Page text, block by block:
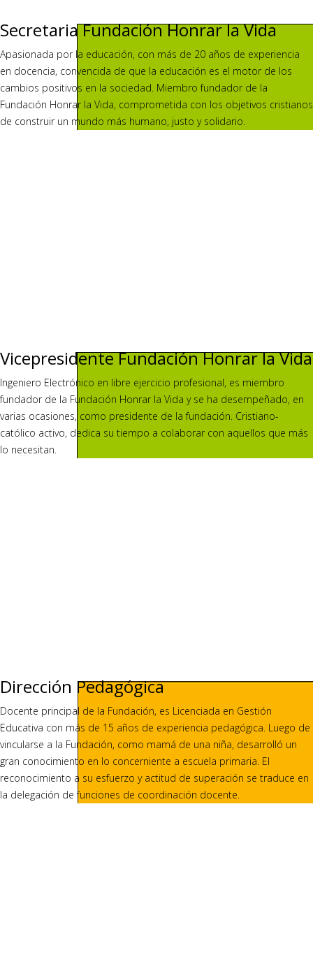
Secretaria Fundación Honrar la Vida
Apasionada por la educación, con más de 20 años de experiencia
en docencia, convencida de que la educación es el motor de los
cambios positivos en la sociedad. Miembro fundador de la
Fundación Honrar la Vida, comprometida con los objetivos cristianos
de construir un mundo más humano, justo y solidario.
Vicepresidente Fundación Honrar la Vida
Ingeniero Electrónico en libre ejercicio profesional, es miembro
fundador de la Fundación Honrar la Vida y se ha desempeñado, en
varias ocasiones, como presidente de la fundación. Cristiano-
católico activo, dedica su tiempo a colaborar con aquellos que más
lo necesitan.
Dirección Pedagógica
Docente principal de la Fundación, es Licenciada en Gestión
Educativa con más de 15 años de experiencia pedagógica. Luego de
vincularse a la Fundación, como mamá de una niña, desarrolló un
gran conocimiento en lo concerniente a escuela primaria. El
reconocimiento a su esfuerzo y actitud de superación se traduce en
la delegación de funciones de coordinación docente.